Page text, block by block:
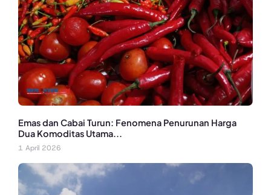
Emas dan Cabai Turun: Fenomena Penurunan Harga
Dua Komoditas Utama...
1 April 2026